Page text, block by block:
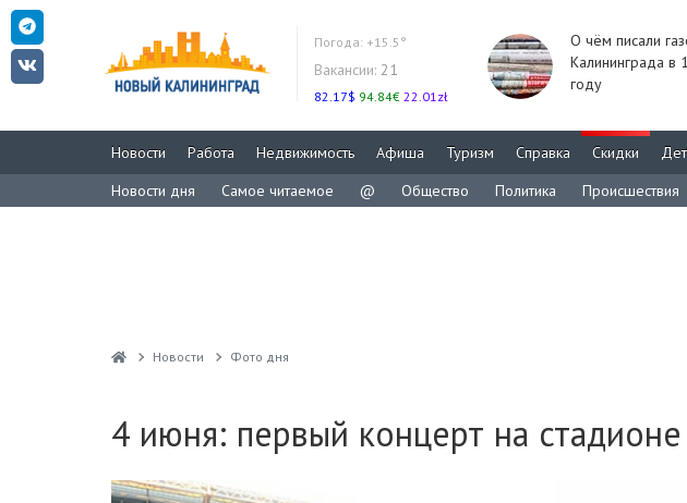
Погода: +15.5°
Вакансии: 21
82.17$ 94.84€ 22.01zł
О чём писали
Калининграда в
году
Новости Работа Недвижимость Афиша Туризм Справка Скидки
Новости дня
Самое читаемое @ Общество Политика Происшествия
Новости Фото дня
4 июня: первый концерт на